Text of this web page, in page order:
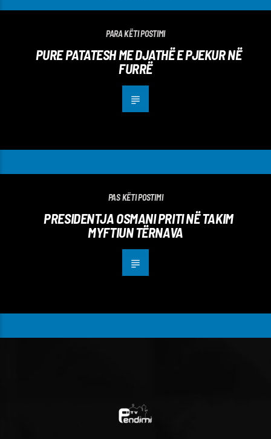
PARA KËTI POSTIMI
PURE PATATESH ME DJATHË E PJEKUR NË
FURRË
PAS KËTI POSTIMI
PRESIDENTJA OSMANI PRITI NË TAKIM
MYFTIUN TËRNAVA